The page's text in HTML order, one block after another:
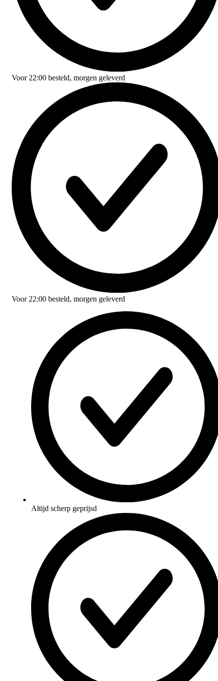
Voor 22:00 besteld, morgen geleverd
Voor 22:00 besteld, morgen geleverd
Altijd scherp geprijsd